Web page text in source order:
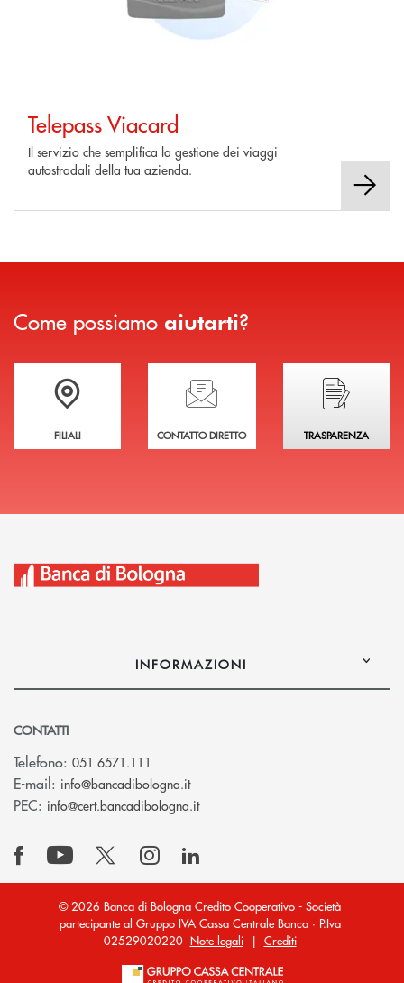
Telepass Viacard
Il servizio che semplifica la gestione dei viaggi
autostradali della tua azienda.
Come possiamo aiutarti?
Trova la filiale più vicina a te
FILIALI
Hai bisogno di assistenza immediata?
CONTATTO DIRETTO
Hai bisogno di
TRASPARENZA
INFORMAZIONI
CONTATTI
Telefono: 051 6571.111
E-mail: info@bancadibologna.it(si apre l’app di posta elettronica)
PEC: info@cert.bancadibologna.it(si apre l’app di posta
© 2026 Banca di Bologna Credito Cooperativo - Società
partecipante al Gruppo IVA Cassa Centrale Banca · P.Iva
02529020220 Note legali| Crediti